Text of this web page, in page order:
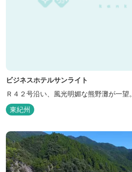
ビジネスホテルサンライト
Ｒ４２号沿い、風光明媚な熊野灘が一望。
東紀州